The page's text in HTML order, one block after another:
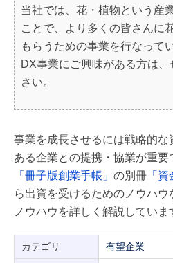
当社では、花・植物という産
ことで、より多くの皆さんに
もらうための事業を行なって
DX事業にご興味がある方は
さい。
事業を成長させるには戦略的
ある企業との提携・協業が重
「冊子版創業手帳」 の別冊 「
ら出資を受けるためのノウハ
ノウハウを詳しく解説していま
カテゴリ 有望企業